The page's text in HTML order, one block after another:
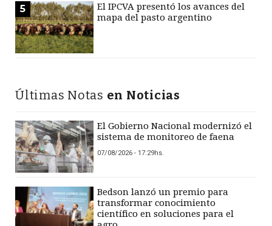
5
El IPCVA presentó los avances del
mapa del pasto argentino
Últimas Notas en Noticias
El Gobierno Nacional modernizó el
sistema de monitoreo de faena
07/08/2026 - 17:29hs.
Bedson lanzó un premio para
transformar conocimiento
científico en soluciones para el